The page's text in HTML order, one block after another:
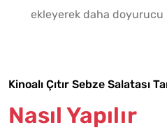
ekleyerek daha
Kinoalı Çıtır Sebze Salatası
Nasıl Yapılır